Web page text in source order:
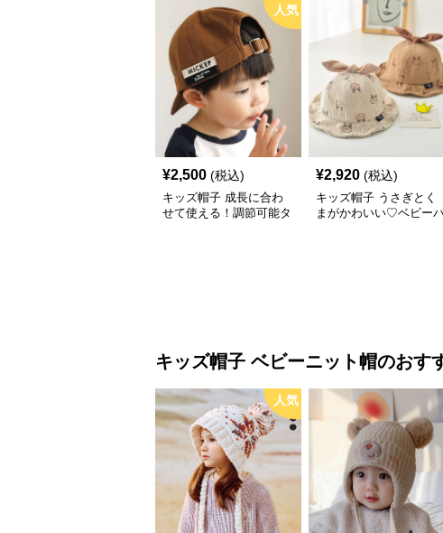
人気
¥2,500 (税込)
キッズ帽子 成長に合わ
せて使える！調節可能タ
¥2,920 (税込)
キッズ帽子 うさぎとく
まがかわいい♡ベビー
キッズ帽子 ベビーニット帽のおす
人気